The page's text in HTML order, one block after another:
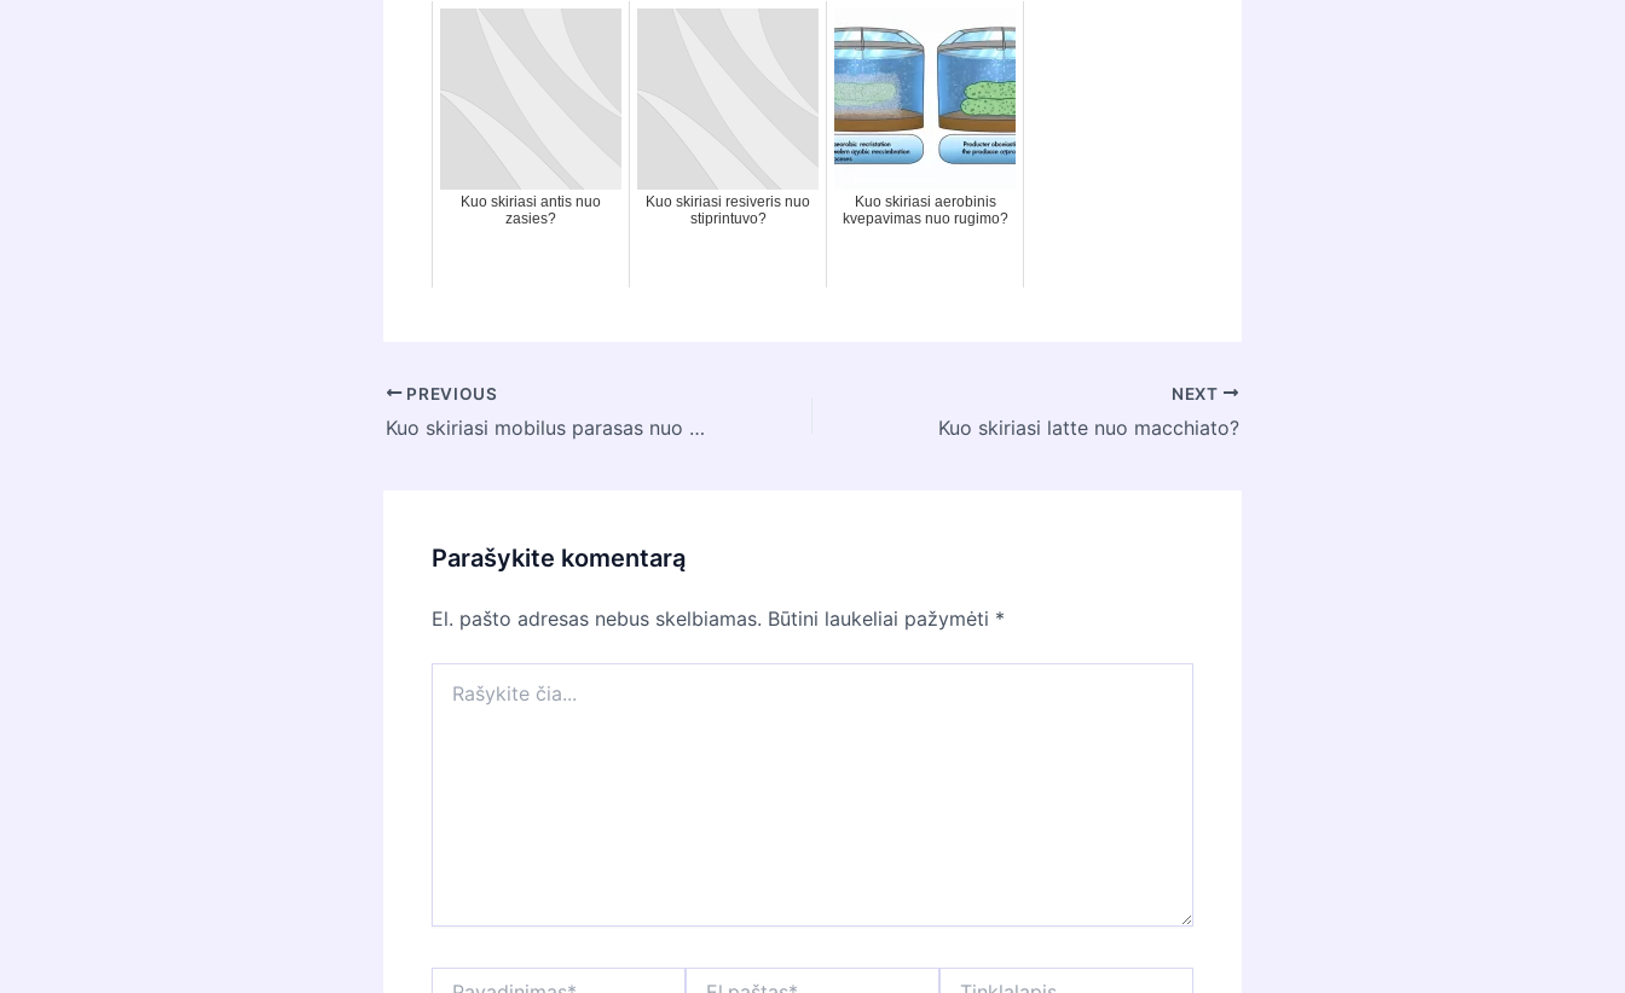
Kuo skiriasi antis nuo
zasies?
Kuo skiriasi resiveris nuo
stiprintuvo?
Kuo skiriasi aerobinis
kvepavimas nuo rugimo?
Post
navigation
PREVIOUS
Kuo skiriasi mobilus parasas nuo elektroninio?
NEXT
Kuo skiriasi latte nuo macchiato?
Parašykite komentarą
El. pašto adresas nebus skelbiamas. Būtini laukeliai pažymėti *
čia...